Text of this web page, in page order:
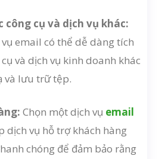
công cụ và dịch vụ khác:
email có thể dễ dàng tích
và dịch vụ kinh doanh khác
và lưu trữ tệp.
Chọn một dịch vụ email
dịch vụ hỗ trợ khách hàng
chóng để đảm bảo rằng